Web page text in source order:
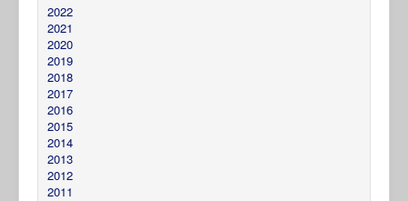
2022
2021
2020
2019
2018
2017
2016
2015
2014
2013
2012
2011